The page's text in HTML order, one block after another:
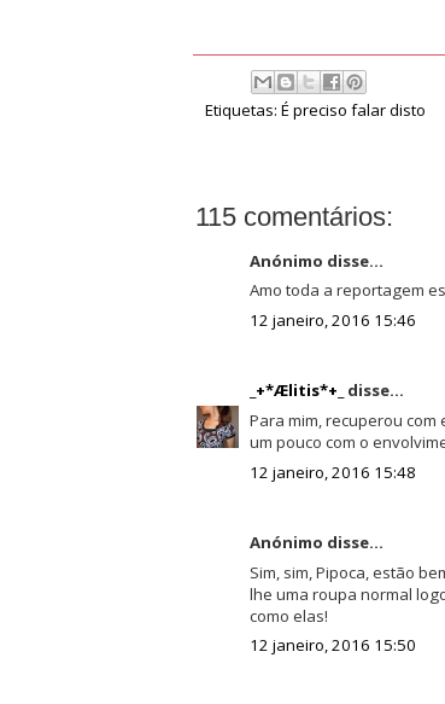
Etiquetas: É preciso falar disto
115 comentários:
Anónimo disse...
Amo toda a reportagem
12 janeiro, 2016 15:46
_+*Ælitis*+_ disse...
Para mim, recuperou
um pouco com o
12 janeiro, 2016 15:48
Anónimo disse...
Sim, sim, Pipoca, estão
lhe uma roupa normal
como elas!
12 janeiro, 2016 15:50